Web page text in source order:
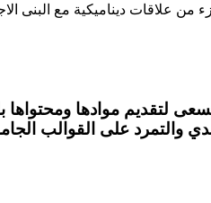
علاقات ديناميكية مع البنى
في الكويت، تسعى لتقديم
والتمرد على القوالب